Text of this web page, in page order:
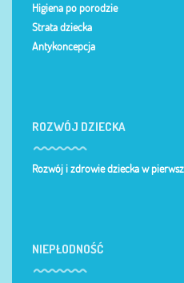
Higiena po porodzie
Strata dziecka
Antykoncepcja
ROZWÓJ DZIECKA
Rozwój i zdrowie dziecka w
NIEPŁODNOŚĆ